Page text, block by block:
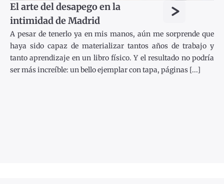
El arte del desapego en la
intimidad de Madrid
>
A pesar de tenerlo ya en mis manos, aún me sorprende que
haya sido capaz de materializar tantos años de trabajo y
tanto aprendizaje en un libro físico. Y el resultado no podría
ser más increíble: un bello ejemplar con tapa, páginas [...]